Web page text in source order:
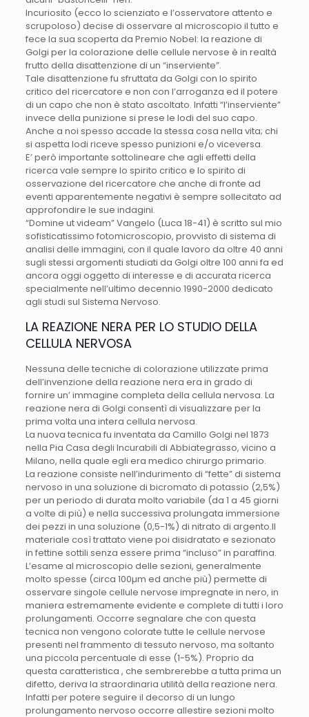
Incuriosito (ecco lo scienziato e l’osservatore attento e
scrupoloso) decise di osservare al microscopio il tutto e
fece la sua scoperta da Premio Nobel: la reazione di
Golgi per la colorazione delle cellule nervose è in realtà
frutto della disattenzione di un “inserviente”.
Tale disattenzione fu sfruttata da Golgi con lo spirito
critico del ricercatore e non con l’arroganza ed il potere
di un capo che non è stato ascoltato. Infatti “l’inserviente”
invece della punizione si prese le lodi del suo capo.
Anche a noi spesso accade la stessa cosa nella vita; chi
si aspetta lodi riceve spesso punizioni e/o viceversa.
E’ però importante sottolineare che agli effetti della
ricerca vale sempre lo spirito critico e lo spirito di
osservazione del ricercatore che anche di fronte ad
eventi apparentemente negativi è sempre sollecitato ad
approfondire le sue indagini.
“Domine ut videam” Vangelo (Luca 18-41) è scritto sul mio
sofisticatissimo fotomicroscopio, provvisto di sistema di
analisi delle immagini, con il quale lavoro da oltre 40 anni
sugli stessi argomenti studiati da Golgi oltre 100 anni fa ed
ancora oggi oggetto di interesse e di accurata ricerca
specialmente nell’ultimo decennio 1990-2000 dedicato
agli studi sul Sistema Nervoso.
LA REAZIONE NERA PER LO STUDIO DELLA
CELLULA NERVOSA
Nessuna delle tecniche di colorazione utilizzate prima
dell’invenzione della reazione nera era in grado di
fornire un’ immagine completa della cellula nervosa. La
reazione nera di Golgi consentì di visualizzare per la
prima volta una intera cellula nervosa.
La nuova tecnica fu inventata da Camillo Golgi nel 1873
nella Pia Casa degli Incurabili di Abbiategrasso, vicino a
Milano, nella quale egli era medico chirurgo primario.
La reazione consiste nell’indurimento di “fette” di sistema
nervoso in una soluzione di bicromato di potassio (2,5%)
per un periodo di durata molto variabile (da 1 a 45 giorni
a volte di più) e nella successiva prolungata immersione
dei pezzi in una soluzione (0,5-1%) di nitrato di argento.Il
materiale così trattato viene poi disidratato e sezionato
in fettine sottili senza essere prima “incluso” in paraffina.
L’esame al microscopio delle sezioni, generalmente
molto spesse (circa 100µm ed anche più) permette di
osservare singole cellule nervose impregnate in nero, in
maniera estremamente evidente e complete di tutti i loro
prolungamenti. Occorre segnalare che con questa
tecnica non vengono colorate tutte le cellule nervose
presenti nel frammento di tessuto nervoso, ma soltanto
una piccola percentuale di esse (1-5%). Proprio da
questa caratteristica , che sembrerebbe a tutta prima un
difetto, deriva la straordinaria utilità della reazione nera.
Infatti per potere seguire il decorso di un lungo
prolungamento nervoso occorre allestire sezioni molto